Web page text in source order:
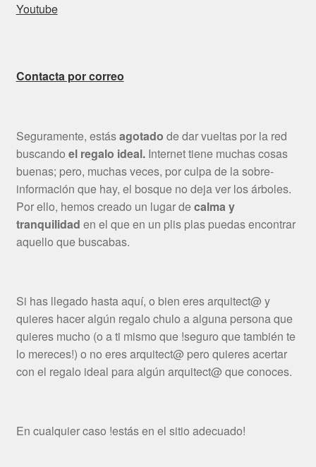
Youtube
Contacta por correo
Seguramente, estásagotado de dar vueltas por la red
buscando el regalo ideal.Internet tiene muchas cosas
buenas; pero, muchas veces, por culpa de la sobre-
información que hay, el bosque no deja ver los árboles.
Por ello, hemos creado un lugar decalma y
tranquilidad en el que en un plis plas puedas encontrar
aquello que buscabas.
Si has llegado hasta aquí, o bien eres arquitect@ y
quieres hacer algún regalo chulo a alguna persona que
quieres mucho (o a ti mismo que !seguro que también te
lo mereces!) o no eres arquitect@ pero quieres acertar
con el regalo ideal para algún arquitect@ que conoces.
En cualquier caso !estás en el sitio adecuado!